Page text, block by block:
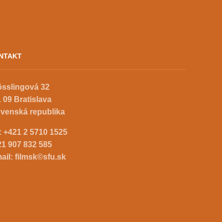
32
09 Bratislava
republika
+421 2 5710 1525
907 832 585
filmsk©sfu.sk